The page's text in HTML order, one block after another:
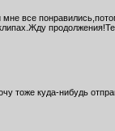
все
тоже куда-нибудь